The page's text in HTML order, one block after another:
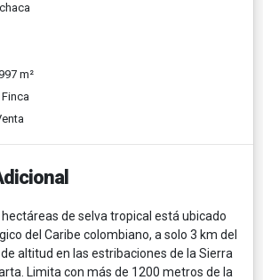
m²
Finca
de selva tropical está ubicado
del Caribe colombiano, a solo 3 km del
altitud en las estribaciones de la Sierra
Limita con más de 1200 metros de la